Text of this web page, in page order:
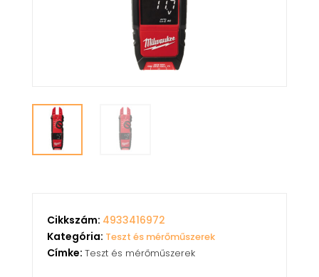
Cikkszám: 4933416972
Kategória: Teszt és mérőműszerek
Címke: Teszt és mérőműszerek